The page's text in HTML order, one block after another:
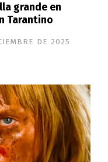
grande en
Tarantino
DE 2025